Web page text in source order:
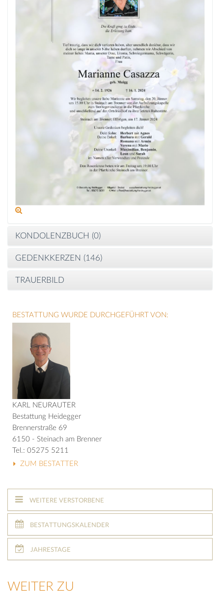
KONDOLENZBUCH (0)
GEDENKKERZEN (146)
TRAUERBILD
BESTATTUNG WURDE DURCHGEFÜHRT VON:
KARL NEURAUTER
Bestattung Heidegger
Brennerstraße 69
6150 - Steinach am Brenner
Tel.: 05275 5211
ZUM BESTATTER
WEITERE VERSTORBENE
BESTATTUNGSKALENDER
JAHRESTAGE
WEITER ZU